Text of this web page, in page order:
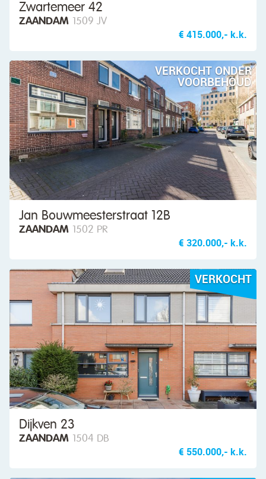
Zwartemeer 42
ZAANDAM 1509 JV
€ 415.000,- k.k.
VERKOCHT ONDER
VOORBEHOUD
Jan Bouwmeesterstraat 12B
ZAANDAM 1502 PR
€ 320.000,- k.k.
VERKOCHT
Dijkven 23
ZAANDAM 1504 DB
€ 550.000,- k.k.